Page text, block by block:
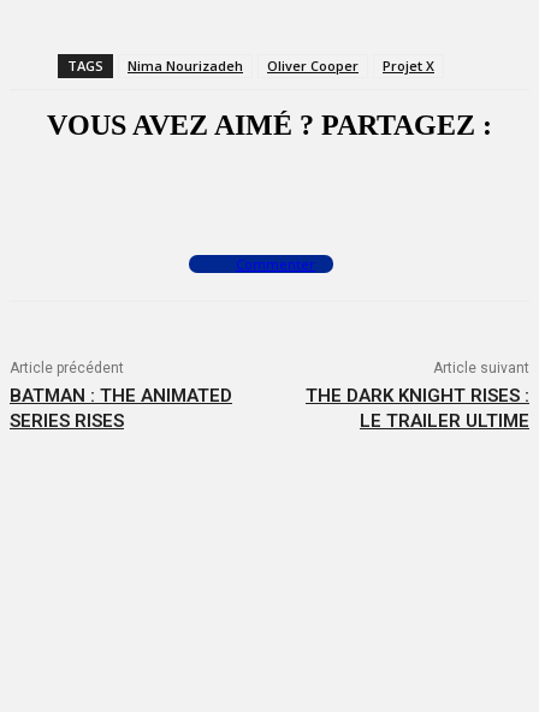
TAGS Nima Nourizadeh Oliver Cooper Projet X
VOUS AVEZ AIMÉ ? PARTAGEZ :
Commenter
Article précédent
BATMAN : THE ANIMATED
SERIES RISES
Article suivant
THE DARK KNIGHT RISES :
LE TRAILER ULTIME